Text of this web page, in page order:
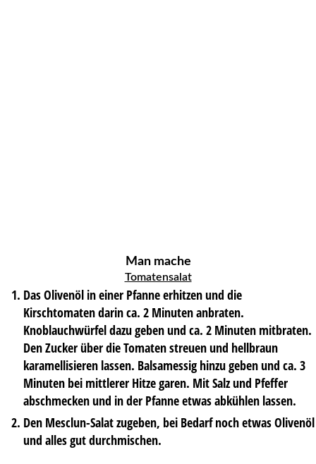
Man mache
Tomatensalat
Das Olivenöl in einer Pfanne erhitzen und die
Kirschtomaten darin ca. 2 Minuten anbraten.
Knoblauchwürfel dazu geben und ca. 2 Minuten mitbraten.
Den Zucker über die Tomaten streuen und hellbraun
karamellisieren lassen. Balsamessig hinzu geben und ca. 3
Minuten bei mittlerer Hitze garen. Mit Salz und Pfeffer
abschmecken und in der Pfanne etwas abkühlen lassen.
Den Mesclun-Salat zugeben, bei Bedarf noch etwas Olivenöl
und alles gut durchmischen.